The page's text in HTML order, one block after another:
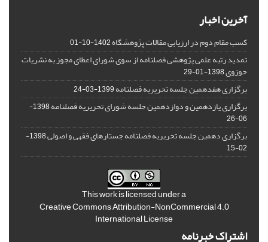
آخرین اخبار
کسب مقام دوم در ارزیابی مقالات پژوهشگاه1402-10-01
تمدید رتبه علمی پژوهشی فصلنامه از سوی شورای اعطای مجوز به نشریات
حوزوی1398-01-29
برگزاری هفدهمین جلسه تحریریه فصلنامه1399-03-24
برگزاری یازدهمین و دوازدهمین جلسه شورای تحریریه فصلنامه
1398-
06-26
برگزاری دهمین جلسه تحریریه فصلنامه جستارهای فقهی و اصولی
1398-
02-15
This work is licensed under a
Creative Commons Attribution-NonCommercial 4.0
International License
اشتراک خبرنامه